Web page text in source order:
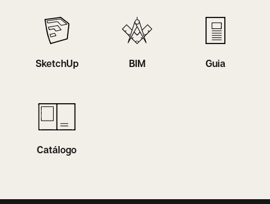
SketchUp BIM Guia
Catálogo